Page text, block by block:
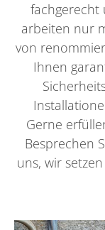
fachgerecht
arbeiten nur
von
Ihnen
Gerne
Besprechen
uns, wir